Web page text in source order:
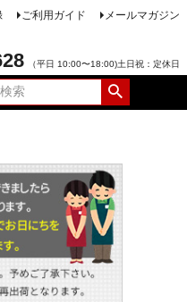
ご利用ガイド メールマガジン
（平日 10:00〜18:00)土日祝：定休日